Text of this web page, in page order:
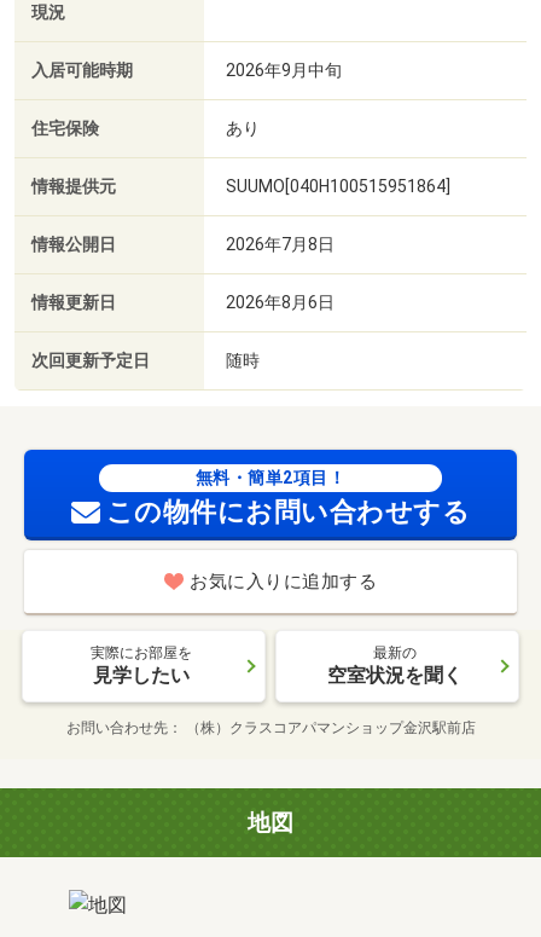
現況
入居可能時期 2026年9月中旬
住宅保険 あり
情報提供元 SUUMO[040H100515951864]
情報公開日 2026年7月8日
情報更新日 2026年8月6日
次回更新予定日 随時
無料・簡単2項目！
この物件にお問い合わせする
お気に入りに追加する
実際にお部屋を
見学したい
最新の
空室状況を聞く
お問い合わせ先 （株）クラスコアパマンショップ金沢駅前店
地図